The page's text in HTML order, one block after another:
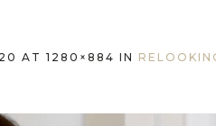
AT 1280×884 IN